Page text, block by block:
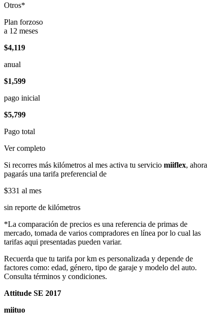
Otros*
Plan forzoso
a 12 meses
$4,119
anual
$1,599
pago inicial
$5,799
Pago total
Ver completo
Si recorres más kilómetros al mes activa tu servicio miiflex, ahora
pagarás una tarifa preferencial de
$331 al mes
sin reporte de kilómetros
*La comparación de precios es una referencia de primas de
mercado, tomada de varios compradores en línea por lo cual las
tarifas aqui presentadas pueden variar.
Recuerda que tu tarifa por km es personalizada y depende de
factores como: edad, género, tipo de garaje y modelo del auto.
Consulta términos y condiciones.
Attitude SE 2017
miituo